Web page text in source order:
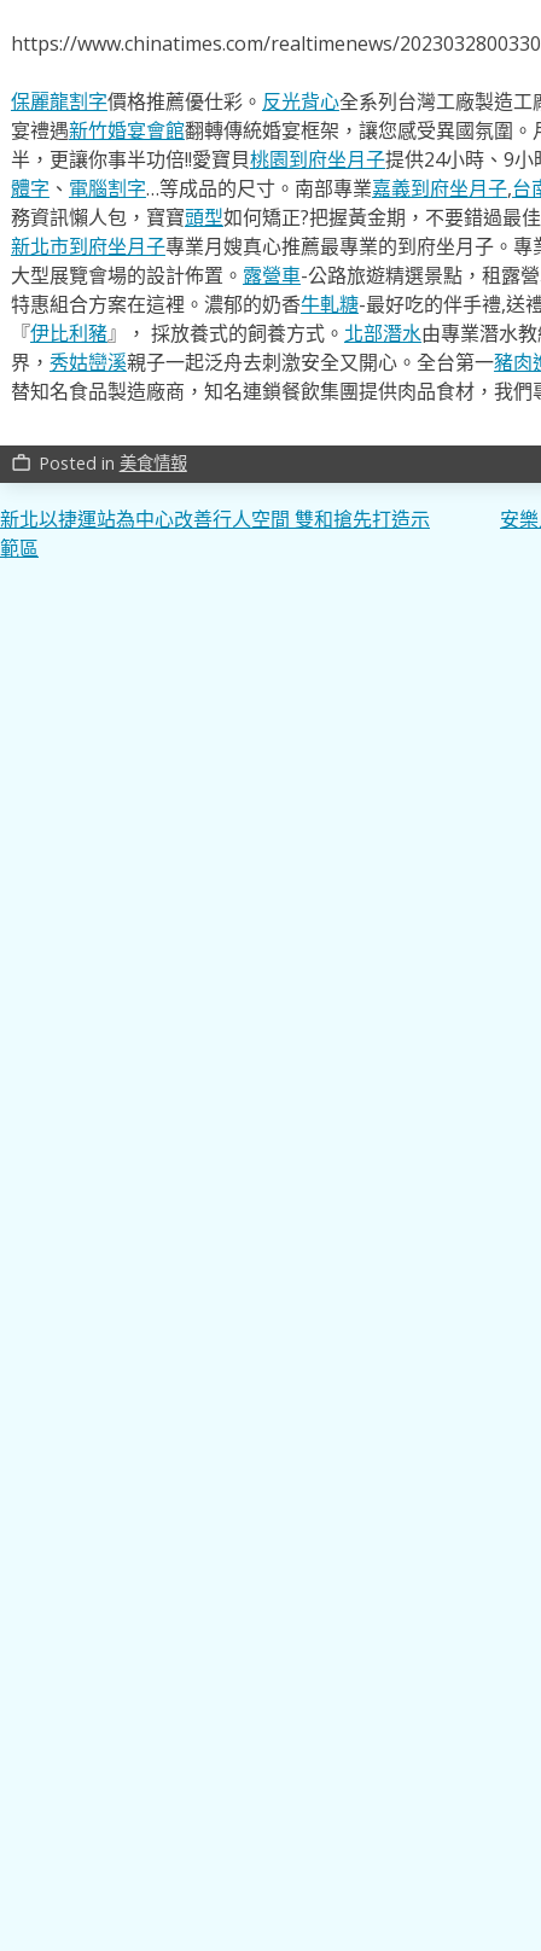
https://www.chinatimes.com/realtimenews/
保麗龍割字價格推薦優仕彩。 反光背心全系列台灣工廠製造
宴禮遇新竹婚宴會館翻轉傳統婚宴框架，讓您感受異國氛圍。
半，更讓你事半功倍!!愛寶貝桃園到府坐月子提供24小時、9
體字 、 電腦割字…等成品的尺寸。南部專業嘉義到府坐月子,台
務資訊懶人包，寶寶頭型如何矯正?把握黃金期，不要錯過最
新北市到府坐月子專業月嫂真心推薦最專業的到府坐月子。專
大型展覽會場的設計佈置。 露營車-公路旅遊精選景點，租露
特惠組合方案在這裡。濃郁的奶香牛軋糖-最好吃的伴手禮,送
『伊比利豬』， 採放養式的飼養方式。 北部潛水由專業潛水
界， 秀姑巒溪親子一起泛舟去​刺激安全又開心。全台第一豬肉
替知名食品製造廠商，知名連鎖餐飲集團提供肉品食材，我
work_outline Posted in 美食情報
文
章
新北以捷運站為中心改善行人空間 雙和搶先打造示
範區
安